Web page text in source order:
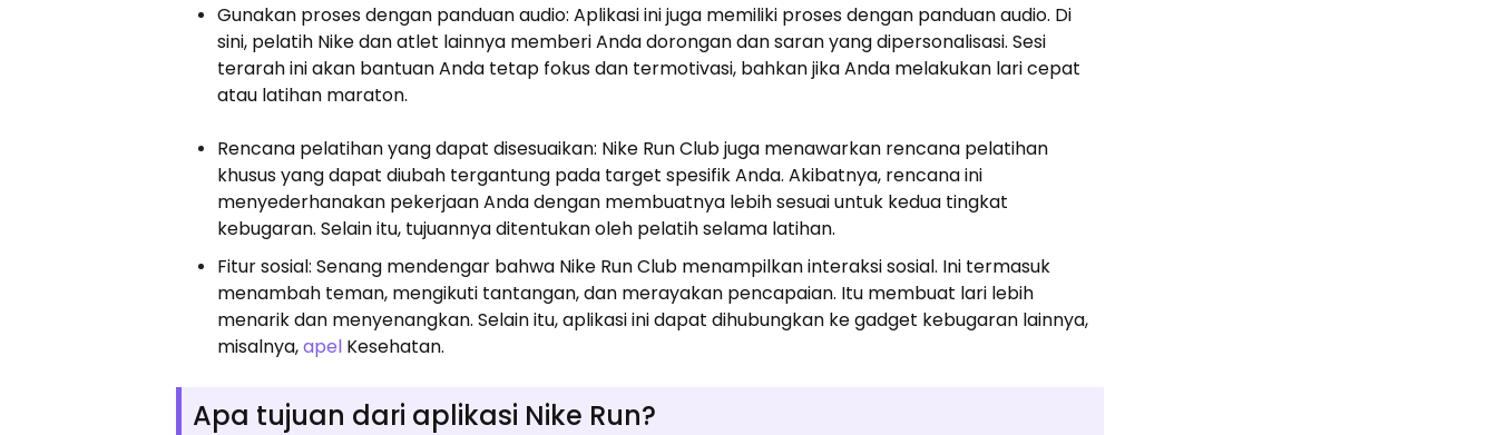
Gunakan proses dengan panduan audio: Aplikasi ini juga memiliki proses dengan panduan audio. Di
sini, pelatih Nike dan atlet lainnya memberi Anda dorongan dan saran yang dipersonalisasi. Sesi
terarah ini akan bantuan Anda tetap fokus dan termotivasi, bahkan jika Anda melakukan lari cepat
atau latihan maraton.
Rencana pelatihan yang dapat disesuaikan: Nike Run Club juga menawarkan rencana pelatihan
khusus yang dapat diubah tergantung pada target spesifik Anda. Akibatnya, rencana ini
menyederhanakan pekerjaan Anda dengan membuatnya lebih sesuai untuk kedua tingkat
kebugaran. Selain itu, tujuannya ditentukan oleh pelatih selama latihan.
Fitur sosial: Senang mendengar bahwa Nike Run Club menampilkan interaksi sosial. Ini termasuk
menambah teman, mengikuti tantangan, dan merayakan pencapaian. Itu membuat lari lebih
menarik dan menyenangkan. Selain itu, aplikasi ini dapat dihubungkan ke gadget kebugaran lainnya,
misalnya,apel Kesehatan.
Apa tujuan dari aplikasi Nike Run?